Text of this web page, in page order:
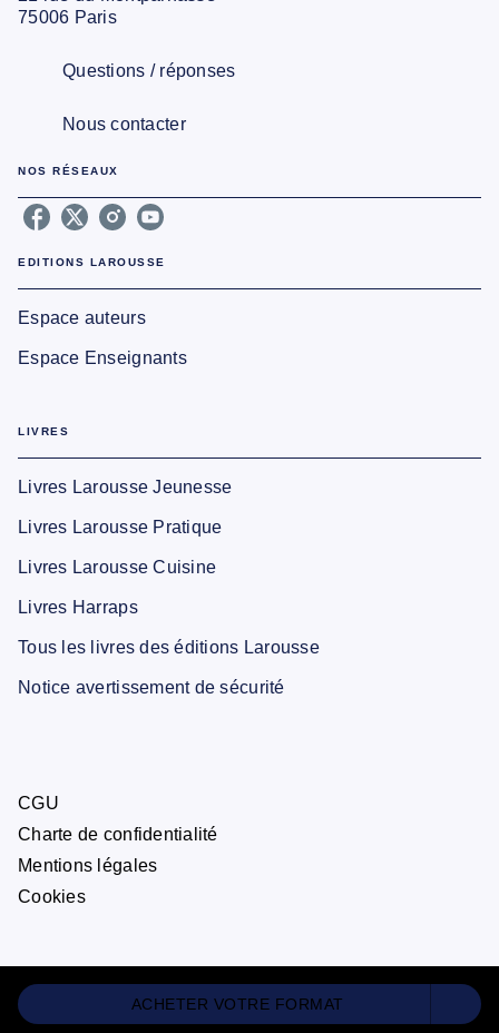
ACHETER VOTRE FORMAT
75006 Paris
Questions / réponses
Nous contacter
NOS RÉSEAUX
EDITIONS LAROUSSE
Espace auteurs
Espace Enseignants
LIVRES
Livres Larousse Jeunesse
Livres Larousse Pratique
Livres Larousse Cuisine
Livres Harraps
Tous les livres des éditions Larousse
Notice avertissement de sécurité
CGU
Charte de confidentialité
Mentions légales
Cookies
ÉDITIONS LAROUSSE© 2026